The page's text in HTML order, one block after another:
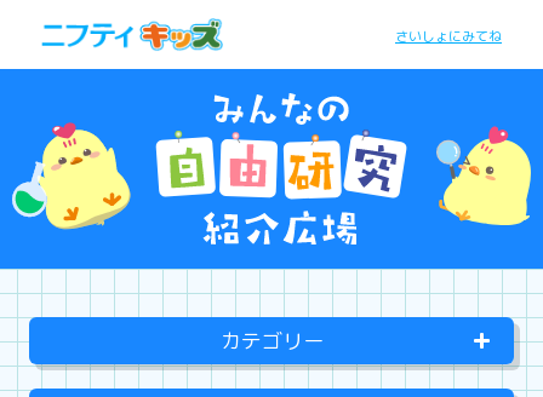
さいしょにみてね
カテゴリー